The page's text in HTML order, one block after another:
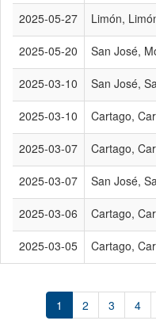
2025-05-27 Limón,
2025-05-20 San José,
2025-03-10 San José,
2025-03-10 Cartago,
2025-03-07 Cartago,
2025-03-07 San José,
2025-03-06 Cartago,
2025-03-05 Cartago,
1 2 3 4